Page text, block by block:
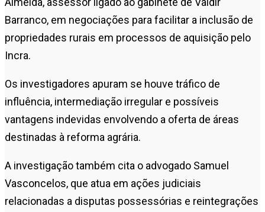
Barranco, em negociações para facilitar a inclusão de
propriedades rurais em processos de aquisição pelo
Incra.
Os investigadores apuram se houve tráfico de
influência, intermediação irregular e possíveis
vantagens indevidas envolvendo a oferta de áreas
destinadas à reforma agrária.
A investigação também cita o advogado Samuel
Vasconcelos, que atua em ações judiciais
relacionadas a disputas possessórias e reintegrações